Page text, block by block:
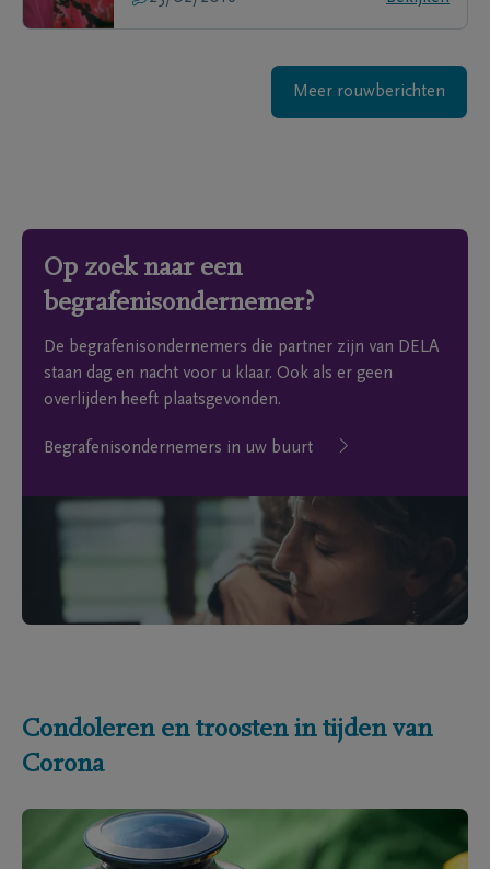
Meer rouwberichten
Op zoek naar een
begrafenisondernemer?
De begrafenisondernemers die partner zijn van DELA
staan dag en nacht voor u klaar. Ook als er geen
overlijden heeft plaatsgevonden.
Begrafenisondernemers in uw buurt
Condoleren en troosten in tijden van
Corona